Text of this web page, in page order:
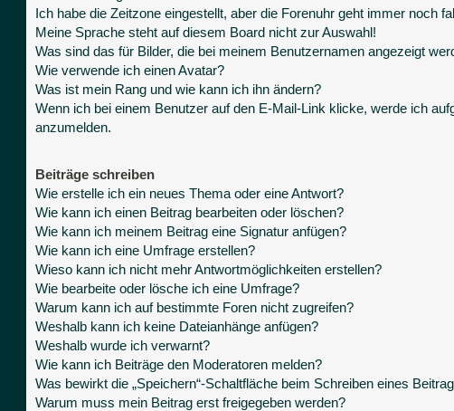
Ich habe die Zeitzone eingestellt, aber die Forenuhr geht immer noch
Meine Sprache steht auf diesem Board nicht zur Auswahl!
Was sind das für Bilder, die bei meinem Benutzernamen angezeigt
Wie verwende ich einen Avatar?
Was ist mein Rang und wie kann ich ihn ändern?
Wenn ich bei einem Benutzer auf den E-Mail-Link klicke, werde ich
anzumelden.
Beiträge schreiben
Wie erstelle ich ein neues Thema oder eine Antwort?
Wie kann ich einen Beitrag bearbeiten oder löschen?
Wie kann ich meinem Beitrag eine Signatur anfügen?
Wie kann ich eine Umfrage erstellen?
Wieso kann ich nicht mehr Antwortmöglichkeiten erstellen?
Wie bearbeite oder lösche ich eine Umfrage?
Warum kann ich auf bestimmte Foren nicht zugreifen?
Weshalb kann ich keine Dateianhänge anfügen?
Weshalb wurde ich verwarnt?
Wie kann ich Beiträge den Moderatoren melden?
Was bewirkt die „Speichern“-Schaltfläche beim Schreiben eines
Warum muss mein Beitrag erst freigegeben werden?